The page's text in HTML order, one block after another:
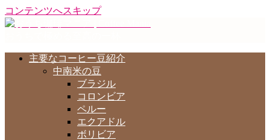
コンテンツへスキップ
主要なコーヒー豆紹介
中南米の豆
ブラジル
コロンビア
ペルー
エクアドル
ボリビア